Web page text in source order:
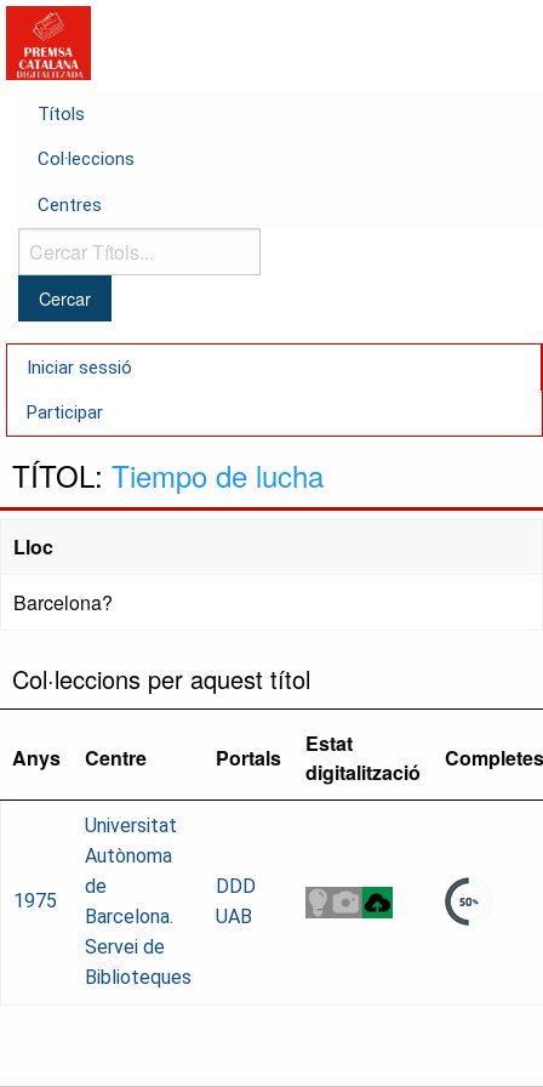
Títols
Col·leccions
Centres
Cercar
Títols...
Iniciar sessió
Participar
TÍTOL: Tiempo de lucha
Lloc
Barcelona?
Col·leccions per aquest títol
Anys Centre Portals
Estat
digitalització
1975
Universitat
Autònoma
de
Barcelona.
Servei de
Biblioteques
DDD
UAB